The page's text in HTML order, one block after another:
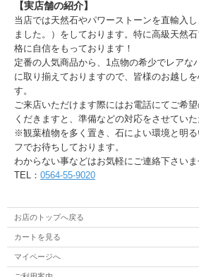
【実店舗の紹介】
当店では天然石やパワーストーンを直輸入
ました。）をしております。特に高級天然
格に自信をもっております！
定番の人気商品から、1点物の希少でレアな
に取り揃えておりますので、皆様のお越し
す。
ご来店いただけます際にはお電話にてご希
くだきますと、準備などの対応をさせていた
※観葉植物を多く置き、石によい環境と明
フでお待ちしております。
わからない事などはお気軽にご連絡下さいま
TEL： 0564-55-9020
お店のトップへ戻る
カートを見る
マイページへ